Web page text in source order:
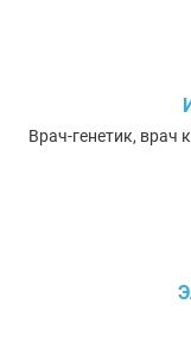
Врач-генетик, врач